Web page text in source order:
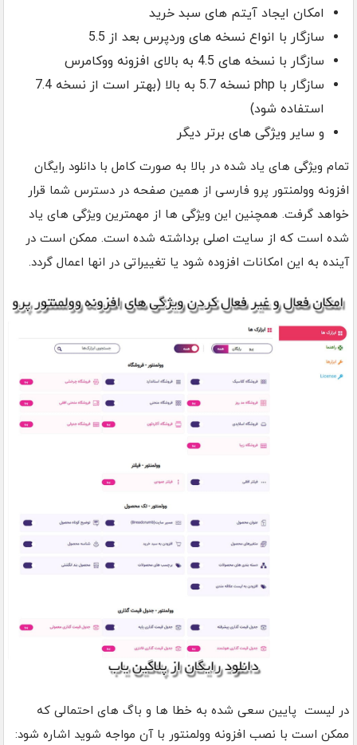
امکان ایجاد آیتم های سبد خرید
سازگار با انواع نسخه های وردپرس بعد از 5.5
سازگار با نسخه های 4.5 به بالای افزونه ووکامرس
سازگار با php نسخه 5.7 به بالا (بهتر است از نسخه 7.4
استفاده شود)
و سایر ویژگی های برتر دیگر
تمام ویژگی های یاد شده در بالا به صورت کامل با دانلود رایگان
افزونه وولمنتور پرو فارسی از همین صفحه در دسترس شما قرار
خواهد گرفت. همچنین این ویژگی ها از مهمترین ویژگی های یاد
شده است که از سایت اصلی برداشته شده است. ممکن است در
آینده به این امکانات افزوده شود یا تغییراتی در انها اعمال گردد.
در لیست پایین سعی شده به خطا ها و باگ های احتمالی که
ممکن است با نصب افزونه وولمنتور با آن مواجه شوید اشاره شود: